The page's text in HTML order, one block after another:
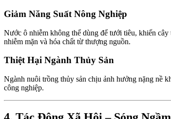
Giảm Năng Suất Nông Nghiệp
Nước ô nhiễm không thể dùng để tưới tiêu, khiến
nhiễm mặn và hóa chất từ thượng nguồn.
Thiệt Hại Ngành Thủy Sản
Ngành nuôi trồng thủy sản chịu ảnh hưởng nặng nề
công nghiệp.